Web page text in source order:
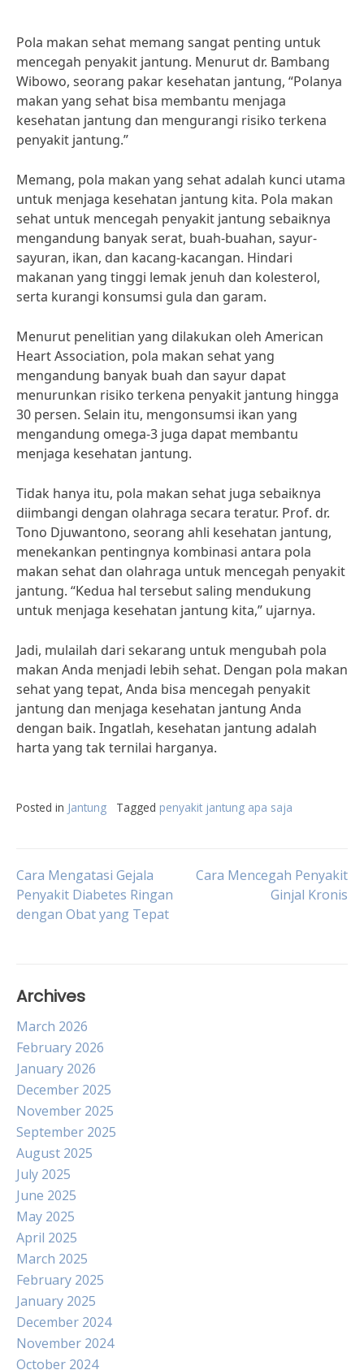
Pola makan sehat memang sangat penting untuk
mencegah penyakit jantung. Menurut dr. Bambang
Wibowo, seorang pakar kesehatan jantung, “Polanya
makan yang sehat bisa membantu menjaga
kesehatan jantung dan mengurangi risiko terkena
penyakit jantung.”
Memang, pola makan yang sehat adalah kunci utama
untuk menjaga kesehatan jantung kita. Pola makan
sehat untuk mencegah penyakit jantung sebaiknya
mengandung banyak serat, buah-buahan, sayur-
sayuran, ikan, dan kacang-kacangan. Hindari
makanan yang tinggi lemak jenuh dan kolesterol,
serta kurangi konsumsi gula dan garam.
Menurut penelitian yang dilakukan oleh American
Heart Association, pola makan sehat yang
mengandung banyak buah dan sayur dapat
menurunkan risiko terkena penyakit jantung hingga
30 persen. Selain itu, mengonsumsi ikan yang
mengandung omega-3 juga dapat membantu
menjaga kesehatan jantung.
Tidak hanya itu, pola makan sehat juga sebaiknya
diimbangi dengan olahraga secara teratur. Prof. dr.
Tono Djuwantono, seorang ahli kesehatan jantung,
menekankan pentingnya kombinasi antara pola
makan sehat dan olahraga untuk mencegah penyakit
jantung. “Kedua hal tersebut saling mendukung
untuk menjaga kesehatan jantung kita,” ujarnya.
Jadi, mulailah dari sekarang untuk mengubah pola
makan Anda menjadi lebih sehat. Dengan pola makan
sehat yang tepat, Anda bisa mencegah penyakit
jantung dan menjaga kesehatan jantung Anda
dengan baik. Ingatlah, kesehatan jantung adalah
harta yang tak ternilai harganya.
Posted in Jantung Tagged penyakit jantung apa saja
Post
navigation
Cara Mengatasi Gejala
Penyakit Diabetes Ringan
dengan Obat yang Tepat
Cara Mencegah Penyakit
Ginjal Kronis
Archives
March 2026
February 2026
January 2026
December 2025
November 2025
September 2025
August 2025
July 2025
June 2025
May 2025
April 2025
March 2025
February 2025
January 2025
December 2024
November 2024
October 2024